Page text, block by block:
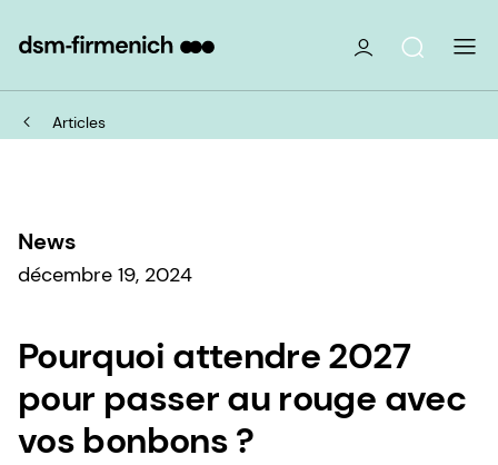
Articles
News
décembre 19, 2024
Pourquoi attendre 2027
pour passer au rouge avec
vos bonbons ?